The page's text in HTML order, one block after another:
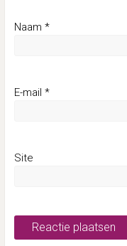
Naam *
E-mail *
Site